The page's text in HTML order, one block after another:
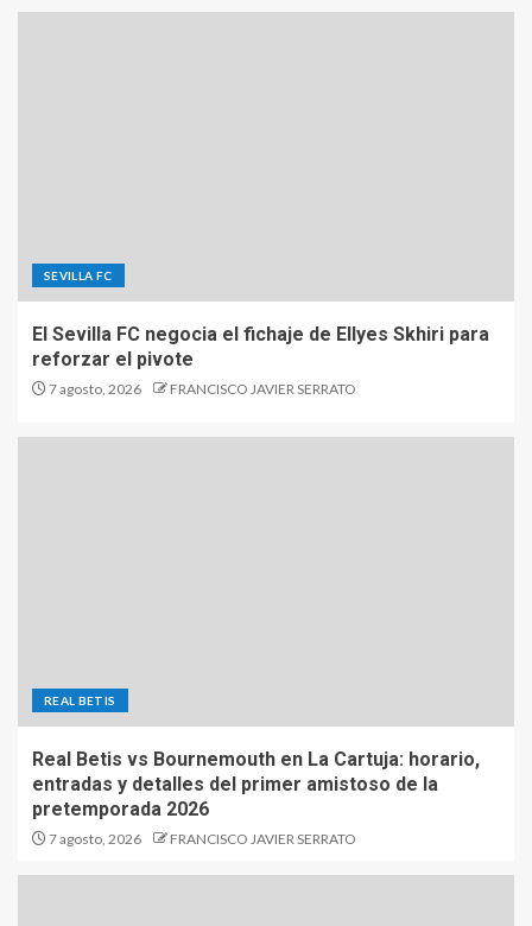
SEVILLA FC
El Sevilla FC negocia el fichaje de Ellyes Skhiri para
reforzar el pivote
7 agosto, 2026 FRANCISCO JAVIER SERRATO
REAL BETIS
Real Betis vs Bournemouth en La Cartuja: horario,
entradas y detalles del primer amistoso de la
pretemporada 2026
7 agosto, 2026 FRANCISCO JAVIER SERRATO